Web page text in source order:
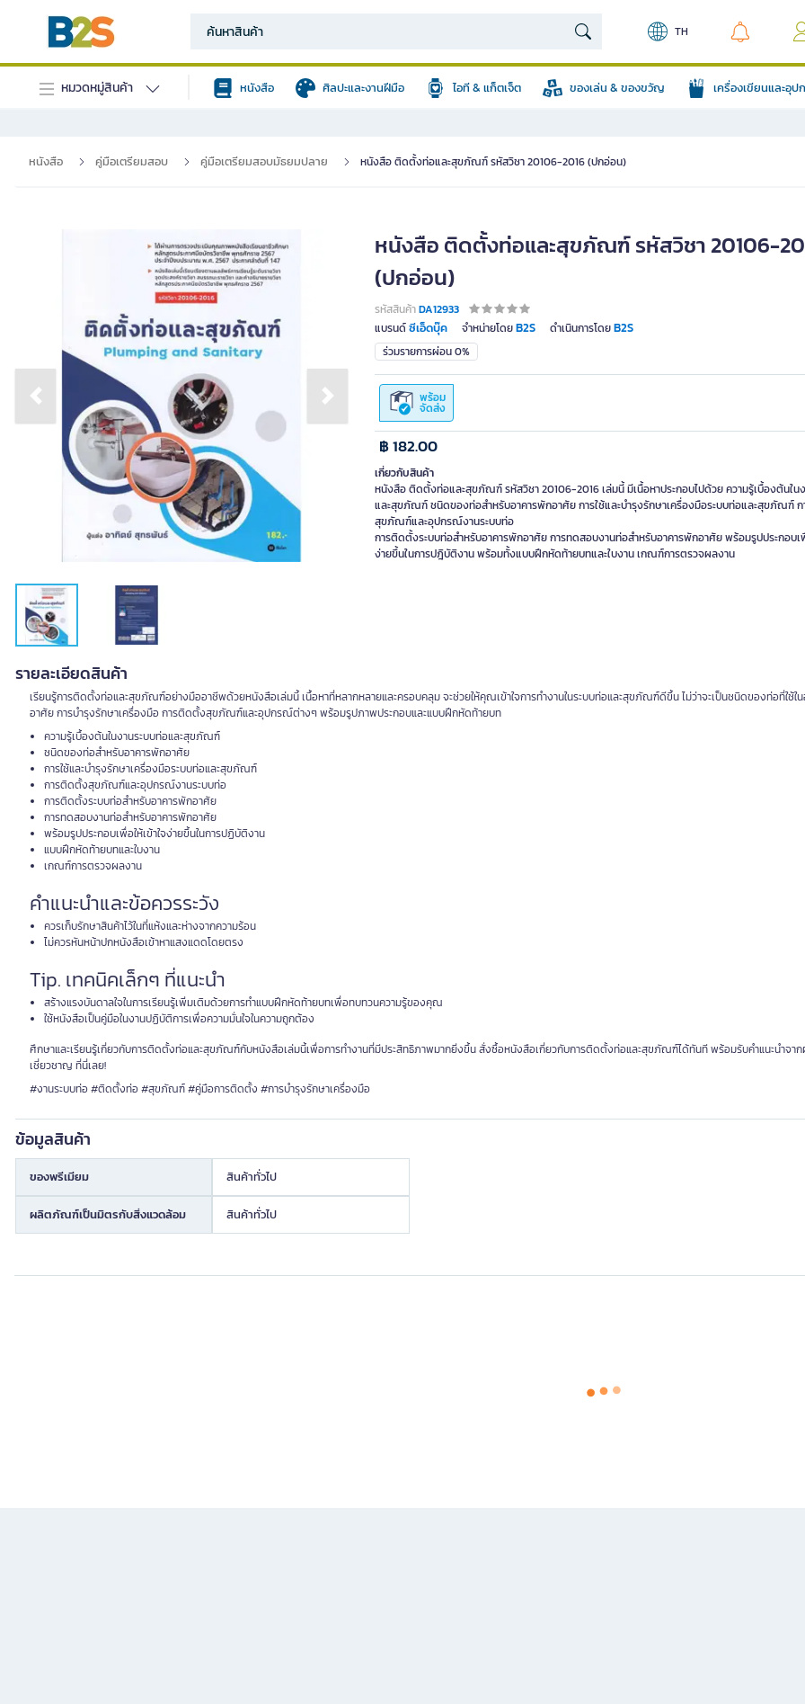
TH
หมวดหมู่สินค้า หนังสือ ศิลปะและงานฝีมือ ไอที & แก็ตเจ็ต ของเล่น & ของขวัญ เครื่องเขียนและอุ
หนังสือ คู่มือเตรียมสอบ คู่มือเตรียมสอบมัธยมปลาย หนังสือ ติดตั้งท่อและสุขภัณฑ์ รหัสวิชา 20106-2016 (ปกอ่อน)
Previous slide Next slide
หนังสือ ติดตั้งท่อและสุขภัณฑ์ รหัสวิชา 20106-
(ปกอ่อน)
รหัสสินค้าDA12933
แบรนด์ซีเอ็ดบุ๊ค จำหน่ายโดยB2S ดำเนินการโดยB2S
ร่วมรายการผ่อน 0%
พร้อม
จัดส่ง
฿ 182.00
เกี่ยวกับสินค้า
หนังสือ ติดตั้งท่อและสุขภัณฑ์ รหัสวิชา 20106-2016 เล่มนี้ มีเนื้อหาประกอบไปด้วย ความรู้เบื้องต้นใน
และสุขภัณฑ์ ชนิดของท่อสำหรับอาคารพักอาศัย การใช้และบำรุงรักษาเครื่องมือระบบท่อและสุขภัณฑ์
สุขภัณฑ์และอุปกรณ์งานระบบท่อ
การติดตั้งระบบท่อสำหรับอาคารพักอาศัย การทดสอบงานท่อสำหรับอาคารพักอาศัย พร้อมรูปประกอบเ
ง่ายขึ้นในการปฎิบัติงาน พร้อมทั้งแบบฝึกหัดท้ายบทและใบงาน เกณฑ์การตรวจผลงาน
รายละเอียดสินค้า
เรียนรู้การติดตั้งท่อและสุขภัณฑ์อย่างมืออาชีพด้วยหนังสือเล่มนี้ เนื้อหาที่หลากหลายและครอบคลุม จะช่วยให้คุณเข้าใจการทำงานในระบบท่อและสุขภัณฑ์ดีขึ้น ไม่ว่าจะเป็นชนิดของท่อที่ใช้ใ
อาศัย การบำรุงรักษาเครื่องมือ การติดตั้งสุขภัณฑ์และอุปกรณ์ต่างๆ พร้อมรูปภาพประกอบและแบบฝึกหัดท้ายบท
ความรู้เบื้องต้นในงานระบบท่อและสุขภัณฑ์
ชนิดของท่อสำหรับอาคารพักอาศัย
การใช้และบำรุงรักษาเครื่องมือระบบท่อและสุขภัณฑ์
การติดตั้งสุขภัณฑ์และอุปกรณ์งานระบบท่อ
การติดตั้งระบบท่อสำหรับอาคารพักอาศัย
การทดสอบงานท่อสำหรับอาคารพักอาศัย
พร้อมรูปประกอบเพื่อให้เข้าใจง่ายขึ้นในการปฏิบัติงาน
แบบฝึกหัดท้ายบทและใบงาน
เกณฑ์การตรวจผลงาน
คำแนะนำและข้อควรระวัง
ควรเก็บรักษาสินค้าไว้ในที่แห้งและห่างจากความร้อน
ไม่ควรหันหน้าปกหนังสือเข้าหาแสงแดดโดยตรง
Tip. เทคนิคเล็กๆ ที่แนะนำ
สร้างแรงบันดาลใจในการเรียนรู้เพิ่มเติมด้วยการทำแบบฝึกหัดท้ายบทเพื่อทบทวนความรู้ของคุณ
ใช้หนังสือเป็นคู่มือในงานปฏิบัติการเพื่อความมั่นใจในความถูกต้อง
ศึกษาและเรียนรู้เกี่ยวกับการติดตั้งท่อและสุขภัณฑ์กับหนังสือเล่มนี้เพื่อการทำงานที่มีประสิทธิภาพมากยิ่งขึ้น สั่งซื้อหนังสือเกี่ยวกับการติดตั้งท่อและสุขภัณฑ์ได้ทันที พร้อมรับคำแนะนำจา
เชี่ยวชาญ ที่นี่เลย!
#งานระบบท่อ #ติดตั้งท่อ #สุขภัณฑ์ #คู่มือการติดตั้ง #การบำรุงรักษาเครื่องมือ
ข้อมูลสินค้า
ของพรีเมียม สินค้าทั่วไป
ผลิตภัณฑ์เป็นมิตรกับสิ่งแวดล้อม สินค้าทั่วไป